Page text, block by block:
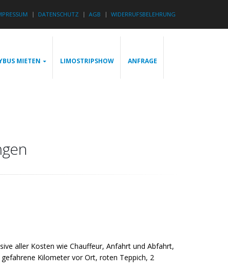
DATENSCHUTZ AGB WIDERRUFSBELEHRUNG
MIETEN LIMOSTRIPSHOW ANFRAGE
aller Kosten wie Chauffeur, Anfahrt und Abfahrt,
Kilometer vor Ort, roten Teppich, 2